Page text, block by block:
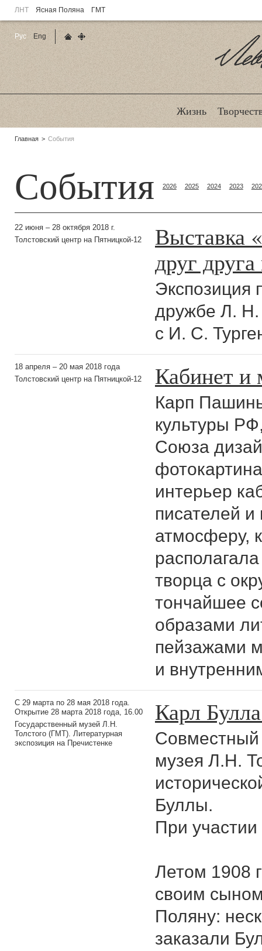
ЛНТ Ясная Поляна ГМТ
Жизнь
Родительские
Главная События
События 2026 2025 2024 2023
22 июня – 28 октября 2018 г.
Толстовский центр на Пятницкой-12
Выставка
друг
Экспозиция
дружбе Л. Н.
с И. С.
18 апреля – 20 мая 2018 года
Толстовский центр на Пятницкой-12
Кабинет и
Карп
культуры
Союза
интерьер
писателей и
атмосферу,
творца с
тончайшее
образами
пейзажами
и
С 29 марта по 28 мая 2018 года.
Открытие 28 марта 2018 года, 16.00
Государственный музей Л.Н.
Толстого (ГМТ). Литературная
экспозиция на Пречистенке
Карл
Cовместный
музея Л.Н.
Буллы.
При участии
Летом 1908
своим
Поляну:
заказали
Рус
Eng